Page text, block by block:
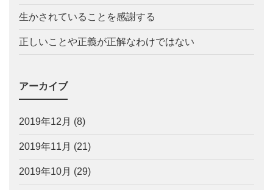
生かされていることを感謝する
正しいことや正義が正解なわけではない
アーカイブ
2019年12月 (8)
2019年11月 (21)
2019年10月 (29)